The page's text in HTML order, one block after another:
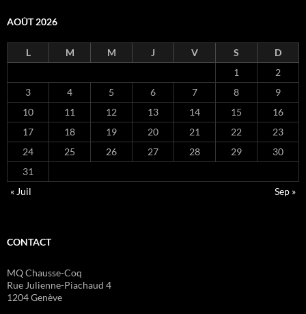
AOÛT 2026
L M M J V S
D
1
2
3
4 5 6 7 8
9
10
11 12 13 14 15
16
17
18 19 20 21 22
23
24
25 26 27 28 29
30
31
« Juil
Sep »
CONTACT
MQ Chausse-Coq
Rue Julienne-Piachaud 4
1204 Genève